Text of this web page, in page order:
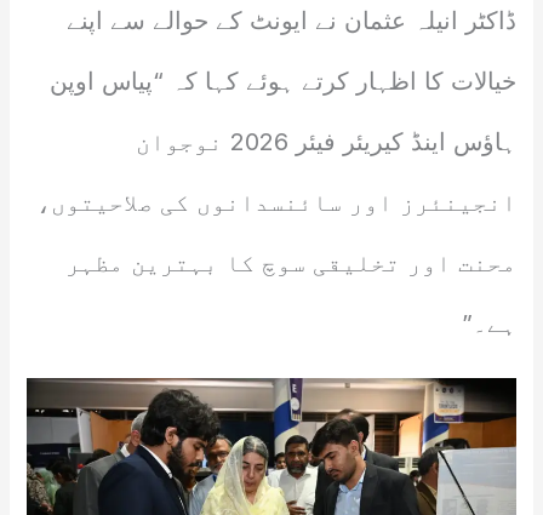
ڈاکٹر انیلہ عثمان نے ایونٹ کے حوالے سے اپنے
خیالات کا اظہار کرتے ہوئے کہا کہ “پیاس اوپن
ہاؤس اینڈ کیریئر فیئر 2026 نوجوان
انجینئرز اور سائنسدانوں کی صلاحیتوں،
محنت اور تخلیقی سوچ کا بہترین مظہر
ہے۔”